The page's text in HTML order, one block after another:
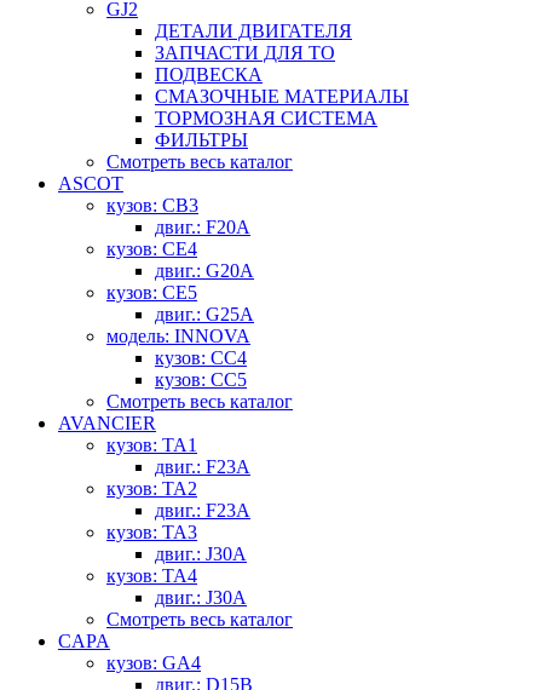
GJ2
ДЕТАЛИ ДВИГАТЕЛЯ
ЗАПЧАСТИ ДЛЯ ТО
ПОДВЕСКА
СМАЗОЧНЫЕ МАТЕРИАЛЫ
ТОРМОЗНАЯ СИСТЕМА
ФИЛЬТРЫ
Смотреть весь каталог
ASCOT
кузов: CB3
двиг.: F20A
кузов: CE4
двиг.: G20A
кузов: CE5
двиг.: G25A
модель: INNOVA
кузов: CC4
кузов: CC5
Смотреть весь каталог
AVANCIER
кузов: TA1
двиг.: F23A
кузов: TA2
двиг.: F23A
кузов: TA3
двиг.: J30A
кузов: TA4
двиг.: J30A
Смотреть весь каталог
CAPA
кузов: GA4
двиг.: D15B